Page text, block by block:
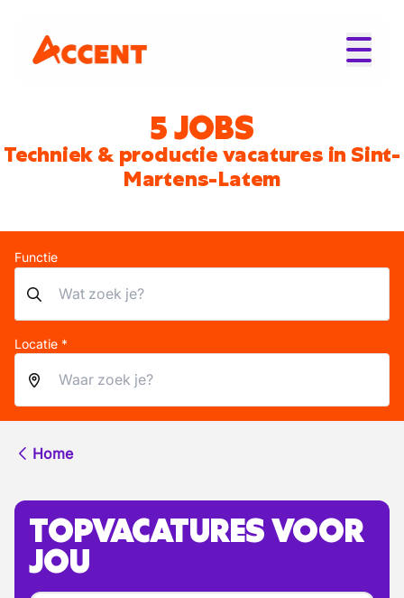
5 JOBS
Techniek & productie vacatures in Sint-
Martens-Latem
Functie
Locatie *
Home
TOPVACATURES VOOR
JOU